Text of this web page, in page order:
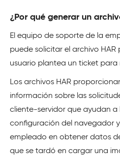
¿Por qué generar un
El equipo de soporte de la
puede solicitar el archivo HAR
usuario plantea un ticket para
Los archivos HAR
información sobre las
cliente-servidor que ayudan
configuración del navegador
empleado en obtener datos
que se tardó en cargar una